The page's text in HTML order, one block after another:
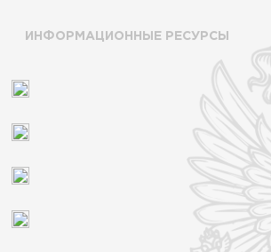
ИНФОРМАЦИОННЫЕ РЕСУРСЫ